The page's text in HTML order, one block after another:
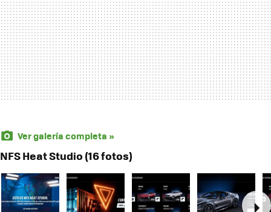
Ver galería completa »
NFS Heat Studio (16 fotos)